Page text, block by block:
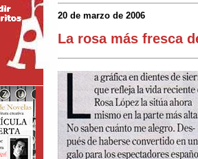
20 de marzo de 2006
La rosa más fresca